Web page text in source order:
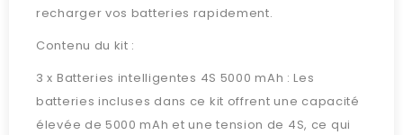
recharger vos batteries rapidement.
Contenu du kit :
3 x Batteries intelligentes 4S 5000 mAh : Les
batteries incluses dans ce kit offrent une capacité
élevée de 5000 mAh et une tension de 4S, ce qui